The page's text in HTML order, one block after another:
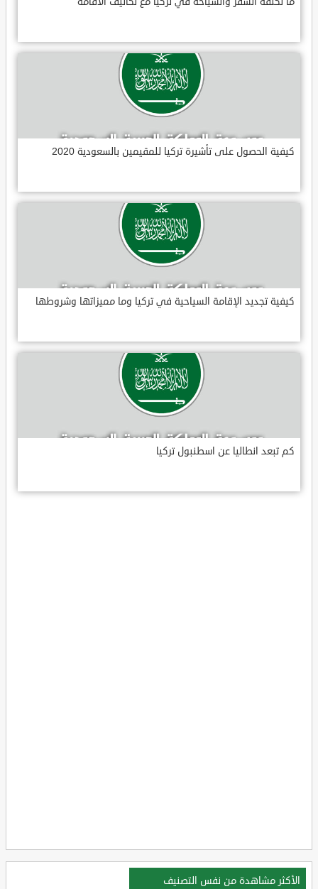
كيفية الحصول على تأشيرة تركيا للمقيمين بالسعودية 2020
كيفية تجديد الإقامة السياحية في تركيا وما مميزاتها وشروطها
كم تبعد انطاليا عن اسطنبول تركيا
الأكثر مشاهدة من نفس التصنيف